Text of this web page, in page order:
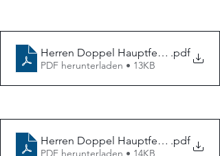
Herren Doppel Hauptfeld ITN 2.0
.pdf
PDF herunterladen • 13KB
Herren Doppel Hauptfeld ITN 5.0
.pdf
PDF herunterladen • 14KB